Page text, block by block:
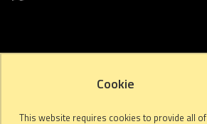
Cookie
This website requires cookies to provide all of
FOLLOW US